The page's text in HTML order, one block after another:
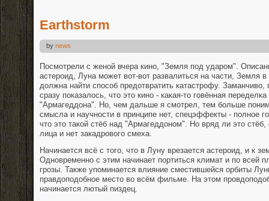
Earthstorm
by news
Посмотрели с женой вчера кино, "Земля под ударом".
астероид, Луна может вот-вот развалиться на части, Земля
должна найти способ предотвратить катастрофу.
сразу показалось, что это кино - какая-то говённая переделка
"Армагеддона". Но, чем дальше я смотрел, тем больше
смысла и научности в принципе нет, спецэффекты - полное
что это такой стёб над "Армагеддоном". Но вряд ли это
лица и нет закадрового смеха.
Начинается всё с того, что в Луну врезается астероид, и к
Одновременно с этим начинает портиться климат и по всей
грозы. Также упоминается влияние сместившейся орбиты
правдоподобное место во всём фильме. На этом
начинается лютый пиздец.